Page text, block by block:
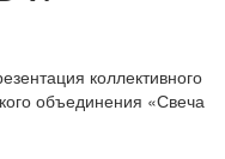
коллективного
объединения «Свеча